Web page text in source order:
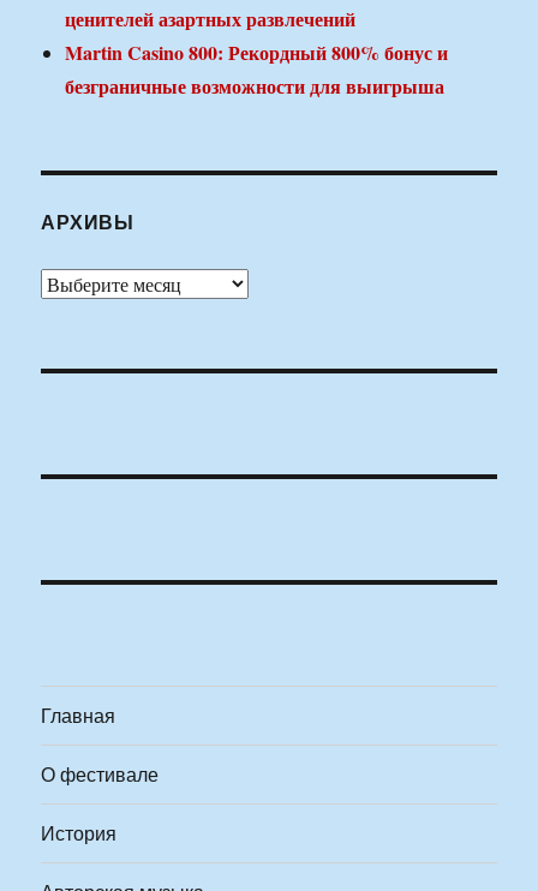
ценителей азартных развлечений
Martin Casino 800: Рекордный 800% бонус и
безграничные возможности для выигрыша
АРХИВЫ
Архивы
Главная
О фестивале
История